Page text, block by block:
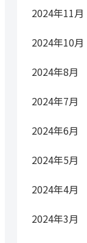
2024年11月
2024年10月
2024年8月
2024年7月
2024年6月
2024年5月
2024年4月
2024年3月